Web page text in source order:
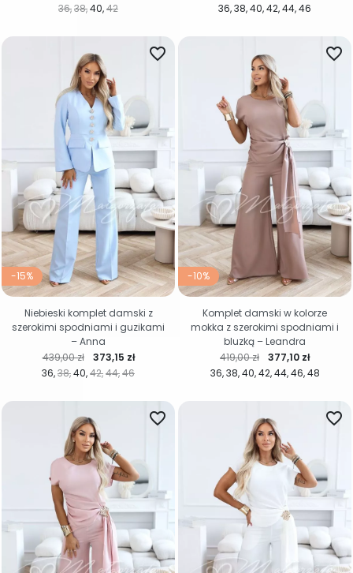
36 38 40 42 36 38 40 42 44 46
-15%
36 38 40 42 44 46
favorite_border
Cena regularna
439,00 zł Cena
373,15 zł
Niebieski komplet damski z
szerokimi spodniami i guzikami
– Anna
-10%
36 38 40 42 44 46 48
favorite_border
Cena regularna
419,00 zł Cena
377,10 zł
Komplet damski w kolorze
mokka z szerokimi spodniami i
bluzką – Leandra
favorite_border favorite_border